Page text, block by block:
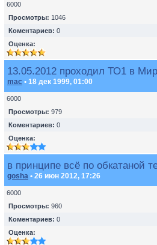
6000
Просмотры: 1046
Коментариев: 0
Оценка:
13.05.2012 проходил ТО1 в
mac • 18 дек 1999, 01:00
6000
Просмотры: 979
Коментариев: 0
Оценка:
в принципе всё по обкатаной
gosha • 26 июн 2012, 17:26
6000
Просмотры: 960
Коментариев: 0
Оценка: